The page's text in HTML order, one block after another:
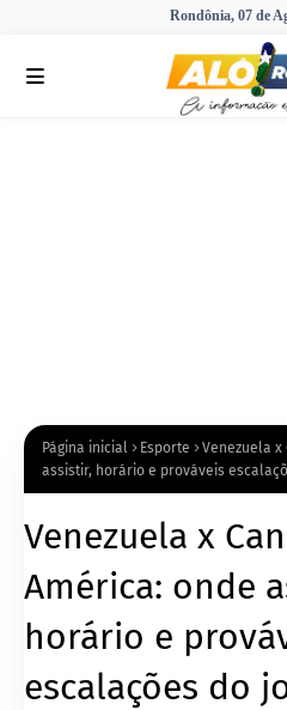
Rondônia, 07 de
Página inicial Esporte
Venezuela x
assistir, horário e prováveis
Venezuela x
América: onde
horário e
escalações do